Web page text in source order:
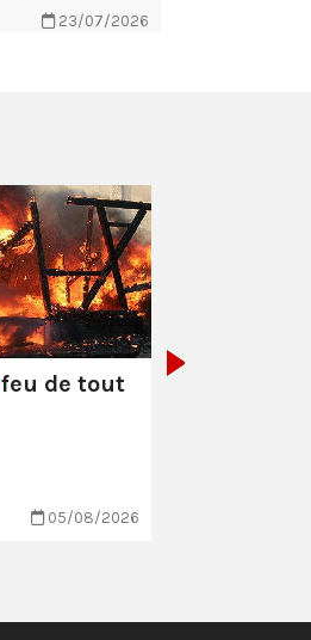
23/07/2026
feu de tout
05/08/2026